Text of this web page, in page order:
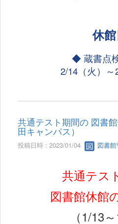
休
◆ 蔵書点
2/14（火）～
共通テスト期間の 図書
田キャンパス）
投稿日時 : 2023/01/04 図書
共通テス
図書館休館
（1/13